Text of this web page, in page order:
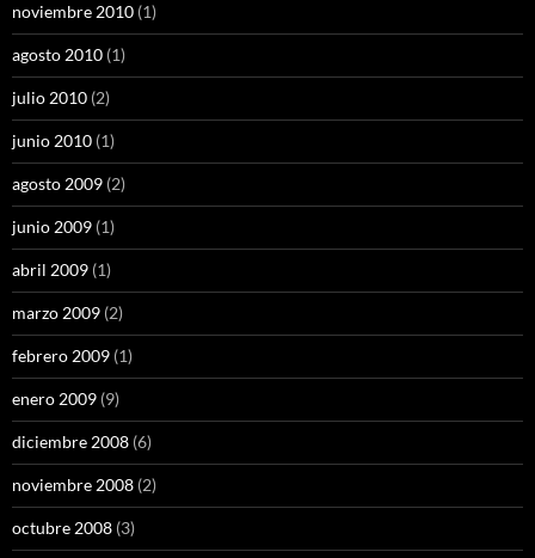
noviembre 2010 (1)
agosto 2010 (1)
julio 2010 (2)
junio 2010 (1)
agosto 2009 (2)
junio 2009 (1)
abril 2009 (1)
marzo 2009 (2)
febrero 2009 (1)
enero 2009 (9)
diciembre 2008 (6)
noviembre 2008 (2)
octubre 2008 (3)